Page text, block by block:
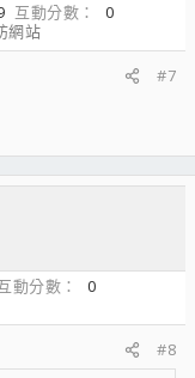
互動分數
0
網站
#7
動分數
0
#8